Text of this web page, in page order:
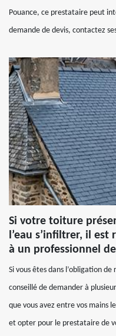
Pouance, ce prestataire peut
demande de devis, contactez
Si votre toiture
l’eau s’infiltrer, il
à un professionnel
Si vous êtes dans l’obligation
conseillé de demander à
que vous avez entre vos mains
et opter pour le prestataire de